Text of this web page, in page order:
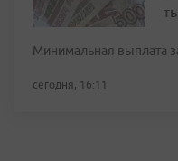
Минимальная выплата
сегодня, 16:11